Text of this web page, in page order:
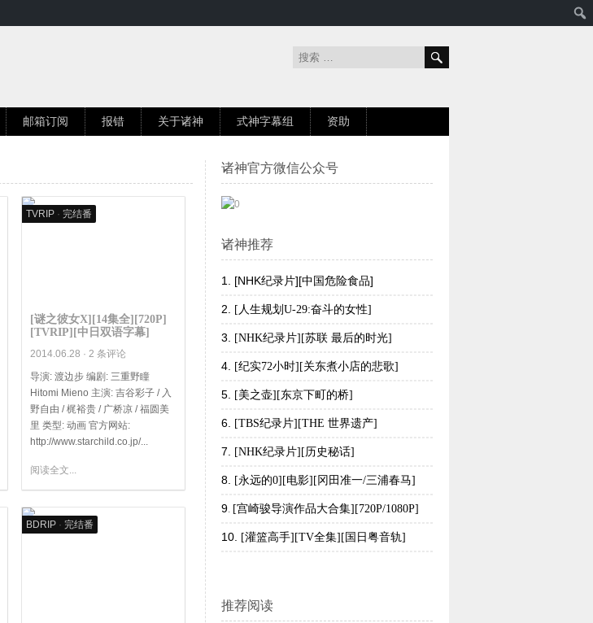
邮箱订阅 报错 关于诸神 式神字幕组 资助
TVRIP · 完结番
[谜之彼女X][14集全][720P]
[TVRIP][中日双语字幕]
2014.06.28 · 2 条评论
导演: 渡边步 编剧: 三重野瞳
Hitomi Mieno 主演: 吉谷彩子 / 入
野自由 / 梶裕贵 / 广桥凉 / 福圆美
里 类型: 动画 官方网站:
http://www.starchild.co.jp/...
阅读全文...
BDRIP · 完结番
诸神官方微信公众号
诸神推荐
1. [NHK纪录片][中国危险食品]
2 [人生规划U-29:奋斗的女性]
3 [NHK纪录片][苏联 最后的时光]
4. [纪实72小时][关东煮小店的悲歌]
5. [美之壶][东京下町的桥]
6. [TBS纪录片][THE 世界遗产]
7. [NHK纪录片][历史秘话]
8. [永远的0][电影][冈田准一/三浦春马]
9. [宫崎骏导演作品大合集][720P/1080P]
10 [灌篮高手][TV全集][国日粤音轨]
推荐阅读